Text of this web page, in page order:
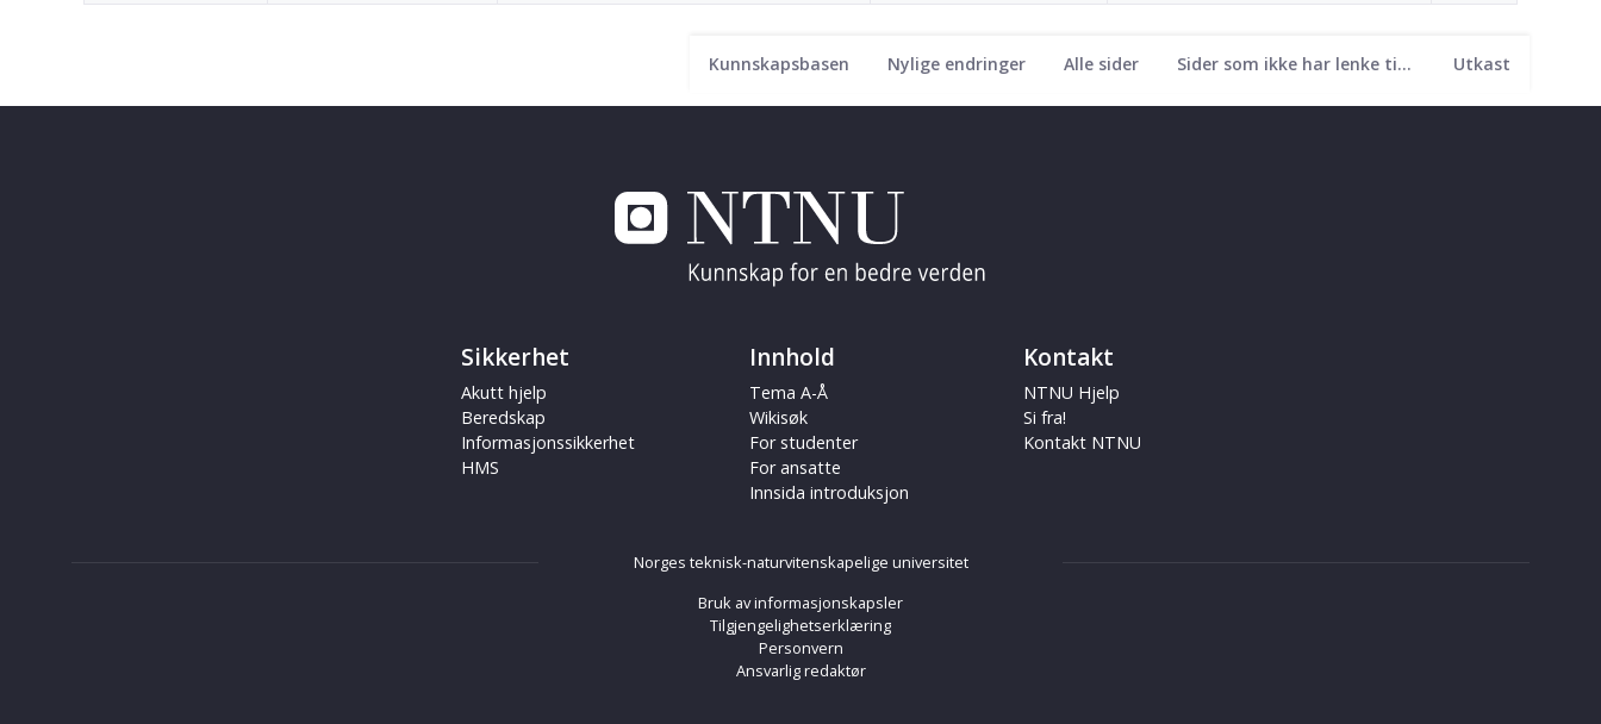
Kunnskapsbasen Nylige endringer Alle sider Sider som ikke har lenke til seg Utkast
Sikkerhet
Akutt hjelp
Beredskap
Informasjonssikkerhet
HMS
Innhold
Tema A-Å
Wikisøk
For studenter
For ansatte
Innsida introduksjon
Kontakt
NTNU Hjelp
Si fra!
Kontakt NTNU
Norges teknisk-naturvitenskapelige universitet
Bruk av informasjonskapsler
Tilgjengelighetserklæring
Personvern
Ansvarlig redaktør